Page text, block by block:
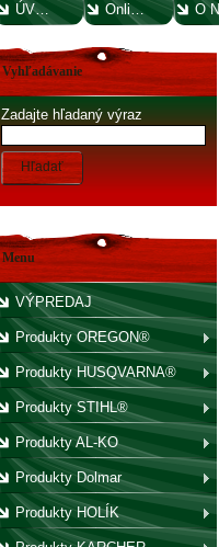
ÚVODNÁ STRANA Online parts katalógy
Vyhľadávanie
Zadajte hľadaný výraz
Hľadať
Menu
VÝPREDAJ
Produkty OREGON®
Produkty HUSQVARNA®
Produkty STIHL®
Produkty AL-KO
Produkty Dolmar
Produkty HOLÍK